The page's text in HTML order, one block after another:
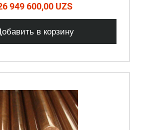
949 600,00 UZS
в корзину